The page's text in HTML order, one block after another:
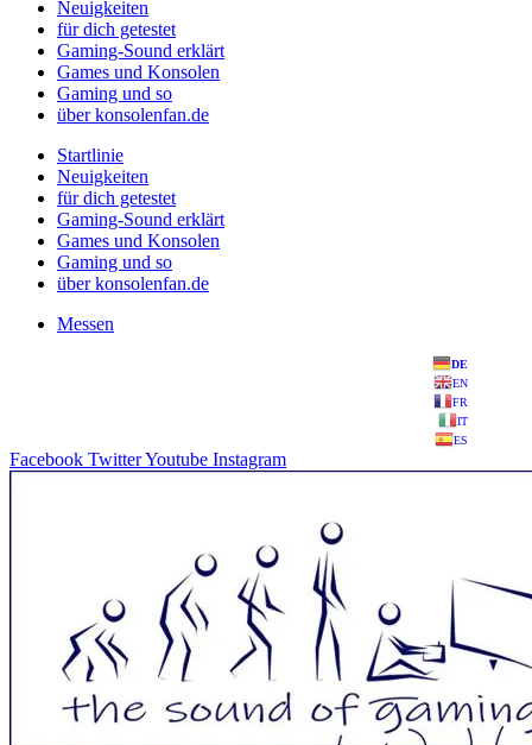
Neuigkeiten
für dich getestet
Gaming-Sound erklärt
Games und Konsolen
Gaming und so
über konsolenfan.de
Startlinie
Neuigkeiten
für dich getestet
Gaming-Sound erklärt
Games und Konsolen
Gaming und so
über konsolenfan.de
Messen
DE
EN
FR
IT
ES
Facebook TwitterYoutube Instagram